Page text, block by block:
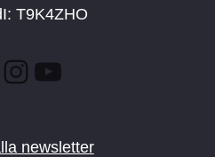
T9K4ZHO
Instagram
YouTube
newsletter